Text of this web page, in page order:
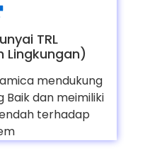
TRL
Lingkungan)
mendukung
Baik dan meimiliki
terhadap